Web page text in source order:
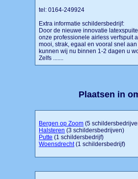
tel: 0164-249924
Extra informatie schildersbedrijf:
Door de nieuwe innovatie
onze professionele airless verfspuit
mooi, strak, egaal en vooral snel
kunnen wij nu binnen 1-2 dagen u
Zelfs .......
Plaatsen in
Bergen op Zoom (5
Halsteren (3 schildersbedrijven)
Putte (1 schildersbedrijf)
Woensdrecht(1 schildersbedrijf)